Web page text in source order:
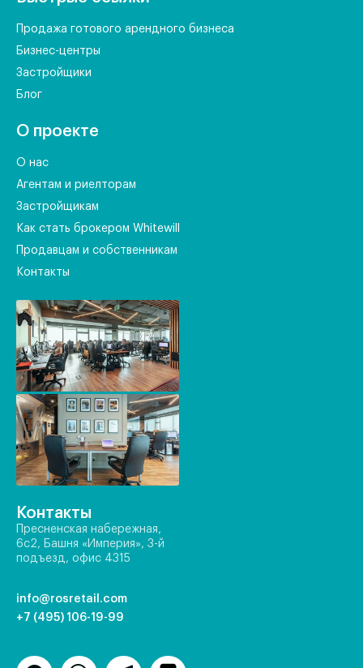
Продажа готового арендного бизнеса
Бизнес-центры
Застройщики
Блог
О проекте
О нас
Агентам и риелторам
Застройщикам
Как стать брокером Whitewill
Продавцам и собственникам
Контакты
Контакты
Пресненская набережная,
6с2, Башня «Империя», 3-й
подъезд, офис 4315
info@rosretail.com
+7 (495) 106-19-99